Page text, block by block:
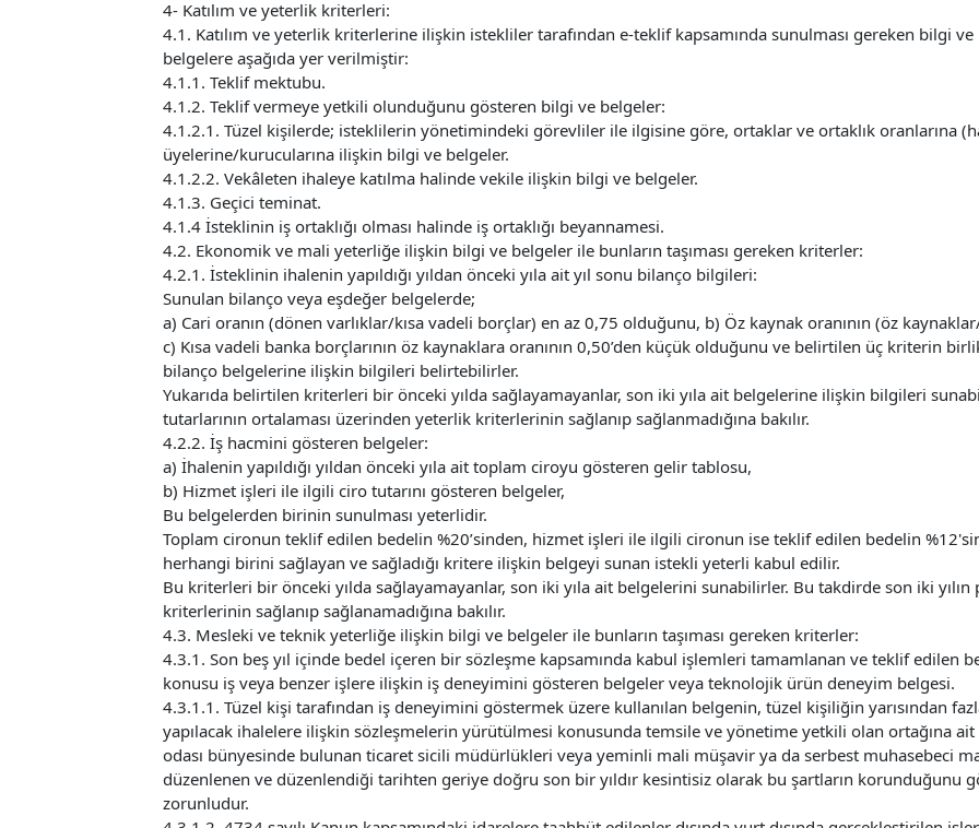
4- Katılım ve yeterlik kriterleri:
4.1. Katılım ve yeterlik kriterlerine ilişkin istekliler tarafından e-teklif kapsamında sunulması gereken bilgi
belgelere aşağıda yer verilmiştir:
4.1.1. Teklif mektubu.
4.1.2. Teklif vermeye yetkili olunduğunu gösteren bilgi ve belgeler:
4.1.2.1. Tüzel kişilerde; isteklilerin yönetimindeki görevliler ile ilgisine göre, ortaklar ve ortaklık oranlarına
üyelerine/kurucularına ilişkin bilgi ve belgeler.
4.1.2.2. Vekâleten ihaleye katılma halinde vekile ilişkin bilgi ve belgeler.
4.1.3. Geçici teminat.
4.1.4 İsteklinin iş ortaklığı olması halinde iş ortaklığı beyannamesi.
4.2. Ekonomik ve mali yeterliğe ilişkin bilgi ve belgeler ile bunların taşıması gereken kriterler:
4.2.1. İsteklinin ihalenin yapıldığı yıldan önceki yıla ait yıl sonu bilanço bilgileri:
Sunulan bilanço veya eşdeğer belgelerde;
a) Cari oranın (dönen varlıklar/kısa vadeli borçlar) en az 0,75 olduğunu, b) Öz kaynak oranının (öz
c) Kısa vadeli banka borçlarının öz kaynaklara oranının 0,50’den küçük olduğunu ve belirtilen üç kriterin
bilanço belgelerine ilişkin bilgileri belirtebilirler.
Yukarıda belirtilen kriterleri bir önceki yılda sağlayamayanlar, son iki yıla ait belgelerine ilişkin bilgileri
tutarlarının ortalaması üzerinden yeterlik kriterlerinin sağlanıp sağlanmadığına bakılır.
4.2.2. İş hacmini gösteren belgeler:
a) İhalenin yapıldığı yıldan önceki yıla ait toplam ciroyu gösteren gelir tablosu,
b) Hizmet işleri ile ilgili ciro tutarını gösteren belgeler,
Bu belgelerden birinin sunulması yeterlidir.
Toplam cironun teklif edilen bedelin %20’sinden, hizmet işleri ile ilgili cironun ise teklif edilen bedelin
herhangi birini sağlayan ve sağladığı kritere ilişkin belgeyi sunan istekli yeterli kabul edilir.
Bu kriterleri bir önceki yılda sağlayamayanlar, son iki yıla ait belgelerini sunabilirler. Bu takdirde son iki
kriterlerinin sağlanıp sağlanamadığına bakılır.
4.3. Mesleki ve teknik yeterliğe ilişkin bilgi ve belgeler ile bunların taşıması gereken kriterler:
4.3.1. Son beş yıl içinde bedel içeren bir sözleşme kapsamında kabul işlemleri tamamlanan ve teklif edilen
konusu iş veya benzer işlere ilişkin iş deneyimini gösteren belgeler veya teknolojik ürün deneyim belgesi.
4.3.1.1. Tüzel kişi tarafından iş deneyimini göstermek üzere kullanılan belgenin, tüzel kişiliğin yarısından
yapılacak ihalelere ilişkin sözleşmelerin yürütülmesi konusunda temsile ve yönetime yetkili olan ortağına
odası bünyesinde bulunan ticaret sicili müdürlükleri veya yeminli mali müşavir ya da serbest muhasebeci
düzenlenen ve düzenlendiği tarihten geriye doğru son bir yıldır kesintisiz olarak bu şartların korunduğunu
zorunludur.